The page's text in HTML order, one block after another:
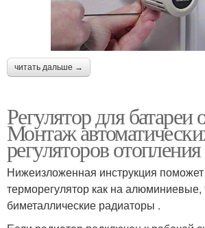
читать дальше →
Регулятор для батареи
Монтаж
регуляторов отопления
Нижеизложенная инструкция поможет
терморегулятор как на алюминиевые,
биметаллические радиаторы .